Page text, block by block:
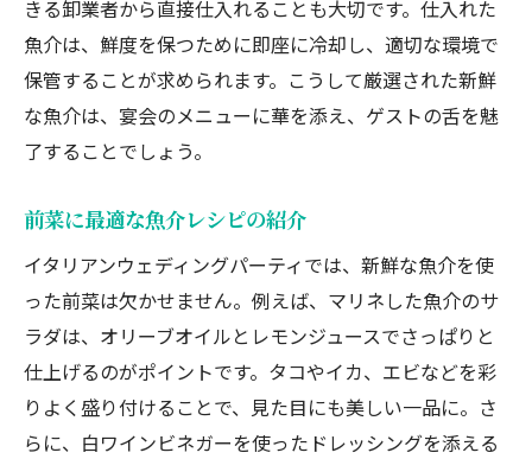
きる卸業者から直接仕入れることも大切です。仕入れた
魚介は、鮮度を保つために即座に冷却し、適切な環境で
保管することが求められます。こうして厳選された新鮮
な魚介は、宴会のメニューに華を添え、ゲストの舌を魅
了することでしょう。
前菜に最適な魚介レシピの紹介
イタリアンウェディングパーティでは、新鮮な魚介を使
った前菜は欠かせません。例えば、マリネした魚介のサ
ラダは、オリーブオイルとレモンジュースでさっぱりと
仕上げるのがポイントです。タコやイカ、エビなどを彩
りよく盛り付けることで、見た目にも美しい一品に。さ
らに、白ワインビネガーを使ったドレッシングを添える